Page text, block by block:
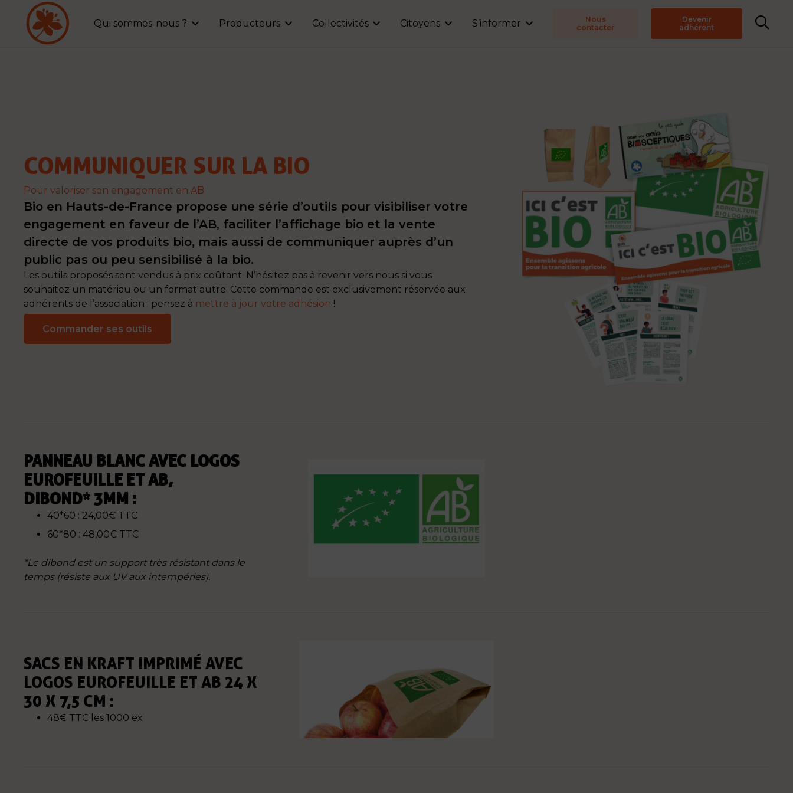
Qui sommes-nous ? Producteurs Collectivités Citoyens S’informer
Nous
contacter
Devenir
adhérent
COMMUNIQUER SUR LA BIO
Pour valoriser son engagement en AB
Bio en Hauts-de-France propose une série d’outils pour visibiliser votre
engagement en faveur de l’AB, faciliter l’affichage bio et la vente
directe de vos produits bio, mais aussi de communiquer auprès d’un
public pas ou peu sensibilisé à la bio.
Les outils proposés sont vendus à prix coûtant. N’hésitez pas à revenir vers nous si vous
souhaitez un matériau ou un format autre. Cette commande est exclusivement réservée aux
adhérents de l’association : pensez à mettre à jour votre adhésion !
Commander ses outils
PANNEAU BLANC AVEC LOGOS
EUROFEUILLE ET AB,
DIBOND* 3MM :
40*60 : 24,00€ TTC
60*80 : 48,00€ TTC
*Le dibond est un support très résistant dans le
temps (résiste aux UV aux intempéries).
SACS EN KRAFT IMPRIMÉ AVEC
LOGOS EUROFEUILLE ET AB 24 X
30 X 7,5 CM :
48€ TTC les 1000 ex